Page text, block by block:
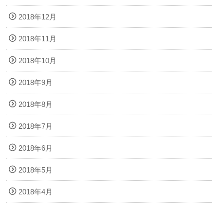
2018年12月
2018年11月
2018年10月
2018年9月
2018年8月
2018年7月
2018年6月
2018年5月
2018年4月